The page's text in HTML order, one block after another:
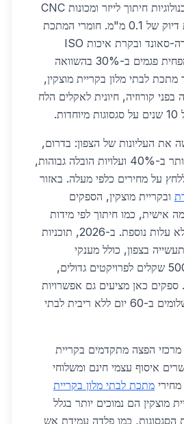
אתא, משתמשים בטכנולוגיות חיתוך לייזר ומכונות CNC
מתקדמות, המבטיחות דיוק של 0.1 מ"מ. חומרי המתכת
עוברים בדיקות אולטרה-סאונד ובקרת איכות ISO
9001:2026, מה שמפחית פגמים ב-30% בהשוואה
לבתי מלון בקריית מוצקין,
בפני קורוזיה, חיונית לאקלים הלח
את העליונות של הצפון: בדרום,
זמני אספקה ארוכים יותר ב-40% ועלויות הובלה גבוהות,
על מחירים כלפי מעלה. באזור
ובקריית מוצקין, הספקים
אישית, כמו חיתוך לפי מידות
מדויקות לבתי מלון, ללא עלות נוספת. ב-2026, תוכניות
בצפון, כולל מענקי
לוגיסטיקה של 500,000 שקלים לפרויקטים גדולים,
ספקים כאן מציעים גם אפשרויות
מימון גמישות, כמו תשלומים ב-60 יום ללא ריבית לבתי
מרכזי הפצה מתקדמים בקריית
איסוף עצמי חינם ומשלוחי
מתכת לבתי מלון בקריית
מוצקין הם נמוכים יותר בגלל
הסגסוגות, כמו פלדה עמידת אש